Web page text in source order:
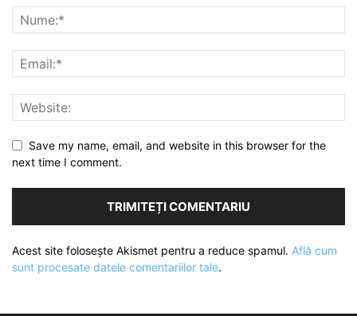
Save my name, email, and website in this browser for the
next time I comment.
Acest site folosește Akismet pentru a reduce spamul. Află cum
sunt procesate datele comentariilor tale.